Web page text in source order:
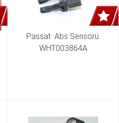
Passat  Abs Sensörü
WHT003864A